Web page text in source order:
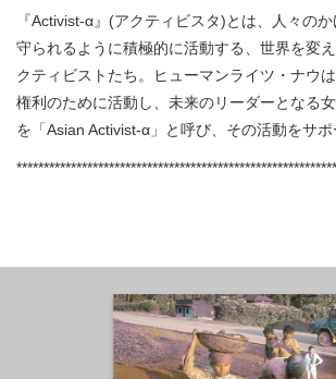
『Activist-α』(アクティビスタ)とは、人々の
守られるように積極的に活動する、世界を変
クティビストたち。ヒューマンライツ・ナウ
権利のために活動し、未来のリーダーとなる
を「Asian Activist-α」と呼び、その活動をサポ